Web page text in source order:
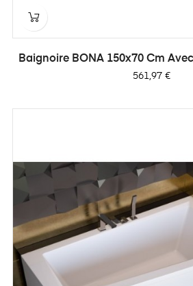
Baignoire BONA 150x70 Cm
Prix
561,97 €